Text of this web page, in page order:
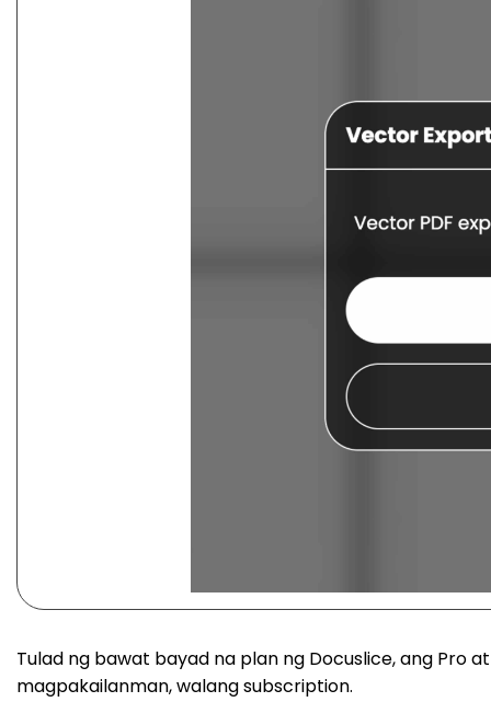
Tulad ng bawat bayad na plan ng Docuslice, ang Pro
magpakailanman, walang subscription.